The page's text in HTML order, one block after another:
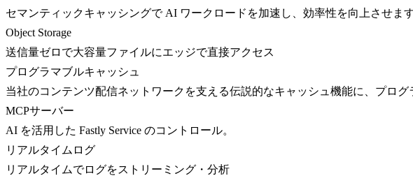
セマンティックキャッシングで AI ワークロードを加速し、効率性を向上させま
Object Storage
送信量ゼロで大容量ファイルにエッジで直接アクセス
プログラマブルキャッシュ
当社のコンテンツ配信ネットワークを支える伝説的なキャッシュ機能に、プログ
MCPサーバー
AI を活用した Fastly Service のコントロール。
リアルタイムログ
リアルタイムでログをストリーミング・分析